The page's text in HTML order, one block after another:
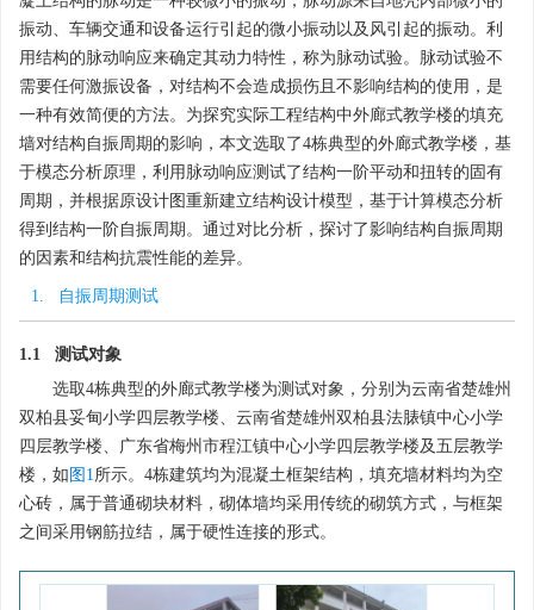
振动、车辆交通和设备运行引起的微小振动以及风引起的振动。利
用结构的脉动响应来确定其动力特性，称为脉动试验。脉动试验不
需要任何激振设备，对结构不会造成损伤且不影响结构的使用，是
一种有效简便的方法。为探究实际工程结构中外廊式教学楼的填充
墙对结构自振周期的影响，本文选取了4栋典型的外廊式教学楼，基
于模态分析原理，利用脉动响应测试了结构一阶平动和扭转的固有
周期，并根据原设计图重新建立结构设计模型，基于计算模态分析
得到结构一阶自振周期。通过对比分析，探讨了影响结构自振周期
的因素和结构抗震性能的差异。
1. 自振周期测试
1.1 测试对象
选取4栋典型的外廊式教学楼为测试对象，分别为云南省楚雄州
双柏县妥甸小学四层教学楼、云南省楚雄州双柏县法脿镇中心小学
四层教学楼、广东省梅州市程江镇中心小学四层教学楼及五层教学
楼，如 图1所示。4栋建筑均为混凝土框架结构，填充墙材料均为空
心砖，属于普通砌块材料，砌体墙均采用传统的砌筑方式，与框架
之间采用钢筋拉结，属于硬性连接的形式。